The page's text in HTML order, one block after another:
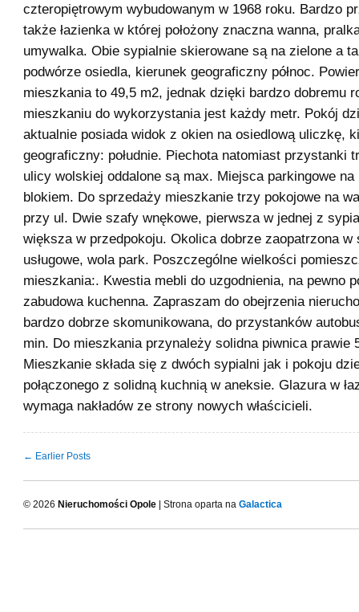
czteropiętrowym wybudowanym w 1968 roku. Bardzo
także łazienka w której położony znaczna wanna,
umywalka. Obie sypialnie skierowane są na zielone a
podwórze osiedla, kierunek geograficzny północ.
mieszkania to 49,5 m2, jednak dzięki bardzo dobremu
mieszkaniu do wykorzystania jest każdy metr. Pokój
aktualnie posiada widok z okien na osiedlową uliczkę,
geograficzny: południe. Piechota natomiast przystanki
ulicy wolskiej oddalone są max. Miejsca parkingowe na
blokiem. Do sprzedaży mieszkanie trzy pokojowe na
przy ul. Dwie szafy wnękowe, pierwsza w jednej z
większa w przedpokoju. Okolica dobrze zaopatrzona w
usługowe, wola park. Poszczególne wielkości
mieszkania:. Kwestia mebli do uzgodnienia, na pewno
zabudowa kuchenna. Zapraszam do obejrzenia
bardzo dobrze skomunikowana, do przystanków
min. Do mieszkania przynależy solidna piwnica prawie
Mieszkanie składa się z dwóch sypialni jak i pokoju
połączonego z solidną kuchnią w aneksie. Glazura w
wymaga nakładów ze strony nowych właścicieli.
← Earlier Posts
© 2026 Nieruchomości Opole | Strona oparta na Galactica